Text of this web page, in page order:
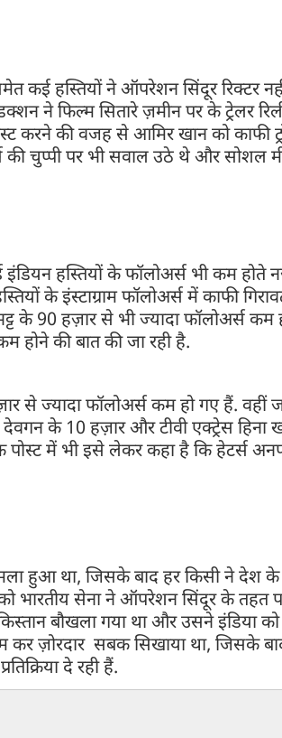
हस्तियों ने ऑपरेशन सिंदूर रिक्टर
ने फिल्म सितारे ज़मीन पर के ट्रेलर
करने की वजह से आमिर खान को काफी
चुप्पी पर भी सवाल उठे थे और सोशल
इंडियन हस्तियों के फॉलोअर्स भी कम
के इंस्टाग्राम फॉलोअर्स में काफी
के 90 हज़ार से भी ज्यादा फॉलोअर्स कम
होने की बात की जा रही है.
से ज्यादा फॉलोअर्स कम हो गए हैं. वहीं
के 10 हज़ार और टीवी एक्ट्रेस हिना
पोस्ट में भी इसे लेकर कहा है कि हेटर्स
हुआ था, जिसके बाद हर किसी ने देश के
भारतीय सेना ने ऑपरेशन सिंदूर के तहत
बौखला गया था और उसने इंडिया को
कर ज़ोरदार सबक सिखाया था, जिसके
दे रही हैं.